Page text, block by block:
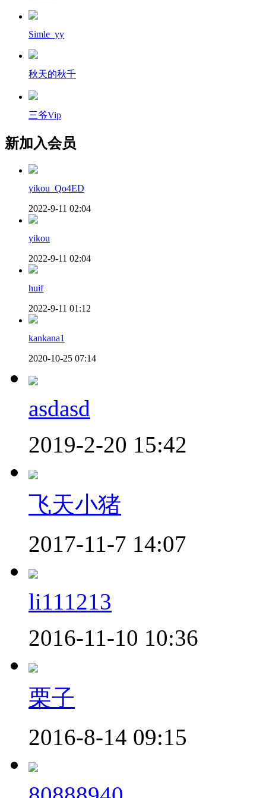
Simle_yy
秋天的秋千
三爷Vip
新加入会员
yikou_Qo4ED
2022-9-11 02:04
yikou
2022-9-11 02:04
huif
2022-9-11 01:12
kankana1
2020-10-25 07:14
asdasd
2019-2-20 15:42
飞天小猪
2017-11-7 14:07
li111213
2016-11-10 10:36
栗子
2016-8-14 09:15